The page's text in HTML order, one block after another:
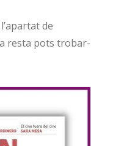
de
resta pots trobar-